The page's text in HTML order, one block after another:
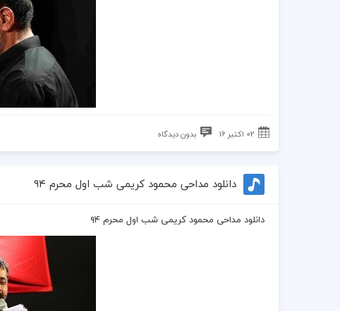
02 اکتبر 16 بدون دیدگاه
دانلود مداحی محمود کریمی شب اول محرم ۹۴
دانلود مداحی محمود کریمی شب اول محرم ۹۴